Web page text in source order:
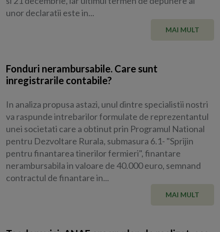
unor declaratii este in...
MAI MULT
Fonduri nerambursabile. Care sunt
inregistrarile contabile?
In analiza propusa astazi, unul dintre specialistii nostri
va raspunde intrebarilor formulate de reprezentantul
unei societati care a obtinut prin Programul National
pentru Dezvoltare Rurala, submasura 6.1- "Sprijin
pentru finantarea tinerilor fermieri", finantare
nerambursabila in valoare de 40.000 euro, semnand
contractul de finantare in...
MAI MULT